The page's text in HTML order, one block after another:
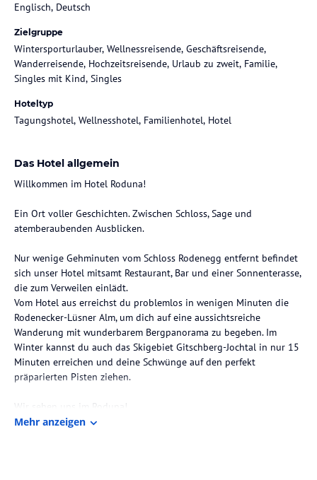
Englisch, Deutsch
Zielgruppe
Wintersporturlauber, Wellnessreisende, Geschäftsreisende,
Wanderreisende, Hochzeitsreisende, Urlaub zu zweit, Familie,
Singles mit Kind, Singles
Hoteltyp
Tagungshotel, Wellnesshotel, Familienhotel, Hotel
Das Hotel allgemein
Willkommen im Hotel Roduna!
Ein Ort voller Geschichten. Zwischen Schloss, Sage und
atemberaubenden Ausblicken.
Nur wenige Gehminuten vom Schloss Rodenegg entfernt befindet
sich unser Hotel mitsamt Restaurant, Bar und einer Sonnenterasse,
die zum Verweilen einlädt.
Vom Hotel aus erreichst du problemlos in wenigen Minuten die
Rodenecker-Lüsner Alm, um dich auf eine aussichtsreiche
Wanderung mit wunderbarem Bergpanorama zu begeben. Im
Winter kannst du auch das Skigebiet Gitschberg-Jochtal in nur 15
Minuten erreichen und deine Schwünge auf den perfekt
präparierten Pisten ziehen.
Wir sehen uns im Roduna!
Franziska & Stefan
Mehr anzeigen